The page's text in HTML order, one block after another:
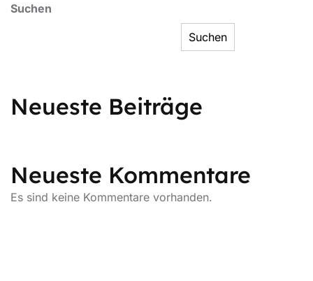
Suchen
Suchen
Neueste Beiträge
Neueste Kommentare
Es sind keine Kommentare vorhanden.